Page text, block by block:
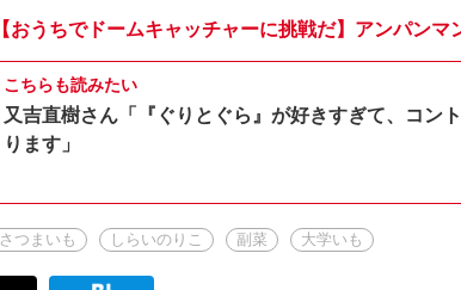
こちらも読みたい
又吉直樹さん「『ぐりとぐら』が好きすぎて、コン
ります」
さつまいも しらいのりこ 副菜 大学いも